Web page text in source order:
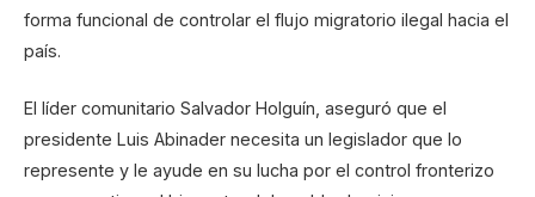
forma funcional de controlar el flujo migratorio ilegal hacia el
país.
El líder comunitario Salvador Holguín, aseguró que el
presidente Luis Abinader necesita un legislador que lo
represente y le ayude en su lucha por el control fronterizo